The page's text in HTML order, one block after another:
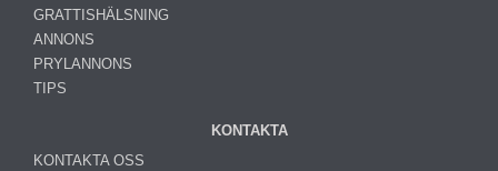
GRATTISHÄLSNING
ANNONS
PRYLANNONS
TIPS
KONTAKTA
KONTAKTA OSS